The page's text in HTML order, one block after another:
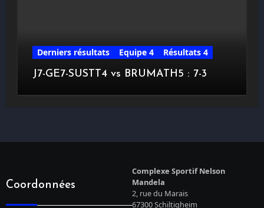
Derniers résultats Equipe 4
Résultats 4
J7-GE7-SUSTT4 vs BRUMATH5 : 7-3
Coordonnées
Complexe Sportif Nelson
Mandela
2, rue du Marais
67300 Schiltigheim